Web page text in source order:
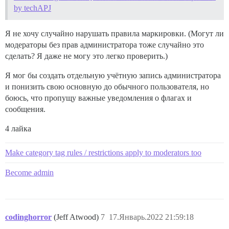
by techAPJ
Я не хочу случайно нарушать правила маркировки. (Могут ли
модераторы без прав администратора тоже случайно это
сделать? Я даже не могу это легко проверить.)
Я мог бы создать отдельную учётную запись администратора
и понизить свою основную до обычного пользователя, но
боюсь, что пропущу важные уведомления о флагах и
сообщения.
4 лайка
Make category tag rules / restrictions apply to moderators too
Become admin
codinghorror (Jeff Atwood) 17.Январь.2022 21:59:18
7